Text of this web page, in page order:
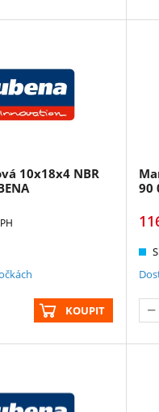
10x18x4 NBR
KOUPIT
90